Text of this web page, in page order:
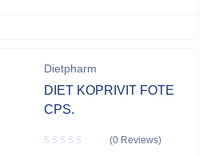
Dietpharm
DIET KOPRIVIT FOTE
CPS.
(0 Reviews)